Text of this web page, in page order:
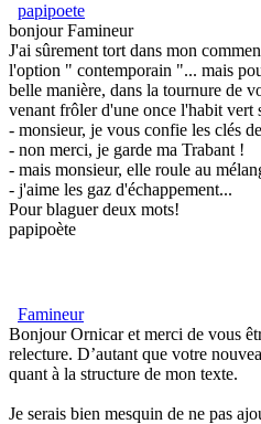
papipoete
bonjour Famineur
J'ai sûrement tort dans mon
l'option " contemporain "... mais
belle manière, dans la tournure de
venant frôler d'une once l'habit vert
- monsieur, je vous confie les clés
- non merci, je garde ma Trabant !
- mais monsieur, elle roule au
- j'aime les gaz d'échappement...
Pour blaguer deux mots!
papipoète
Famineur
Bonjour Ornicar et merci de vous
relecture. D’autant que votre
quant à la structure de mon texte.
Je serais bien mesquin de ne pas